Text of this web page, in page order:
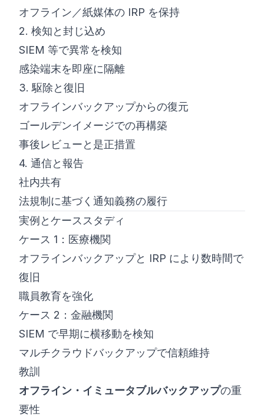
オフライン／紙媒体の IRP を保持
2. 検知と封じ込め
SIEM 等で異常を検知
感染端末を即座に隔離
3. 駆除と復旧
オフラインバックアップからの復元
ゴールデンイメージでの再構築
事後レビューと是正措置
4. 通信と報告
社内共有
法規制に基づく通知義務の履行
実例とケーススタディ
ケース 1：医療機関
オフラインバックアップと IRP により数時間で
復旧
職員教育を強化
ケース 2：金融機関
SIEM で早期に横移動を検知
マルチクラウドバックアップで信頼維持
教訓
オフライン・イミュータブルバックアップの重
要性